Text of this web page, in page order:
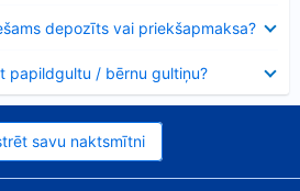
depozīts vai priekšapmaksa?
papildgultu / bērnu gultiņu?
savu naktsmītni